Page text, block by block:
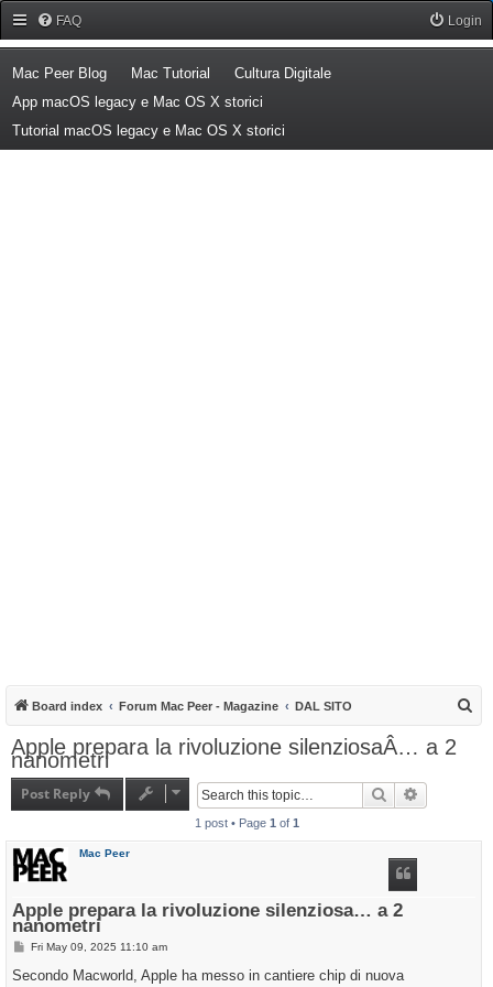
FAQ Login
Mac Peer Blog(Opens a new tab)
Mac Tutorial (Opens a new tab)
Cultura Digitale(Opens a new tab)
App macOS legacy e Mac OS X storici
Tutorial macOS legacy e Mac OS X storici
Board index Forum Mac Peer - Magazine DAL SITO
Apple prepara la rivoluzione silenziosaÂ… a 2
nanometri
Post Reply Search
1 post • Page 1 of 1
Mac Peer
Apple prepara la rivoluzione silenziosa… a 2
nanometri
P
s
Fri May 09, 2025 11:10 am
Secondo Macworld, Apple ha messo in cantiere chip di nuova